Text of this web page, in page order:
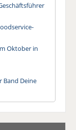
Oktober in
Band Deine